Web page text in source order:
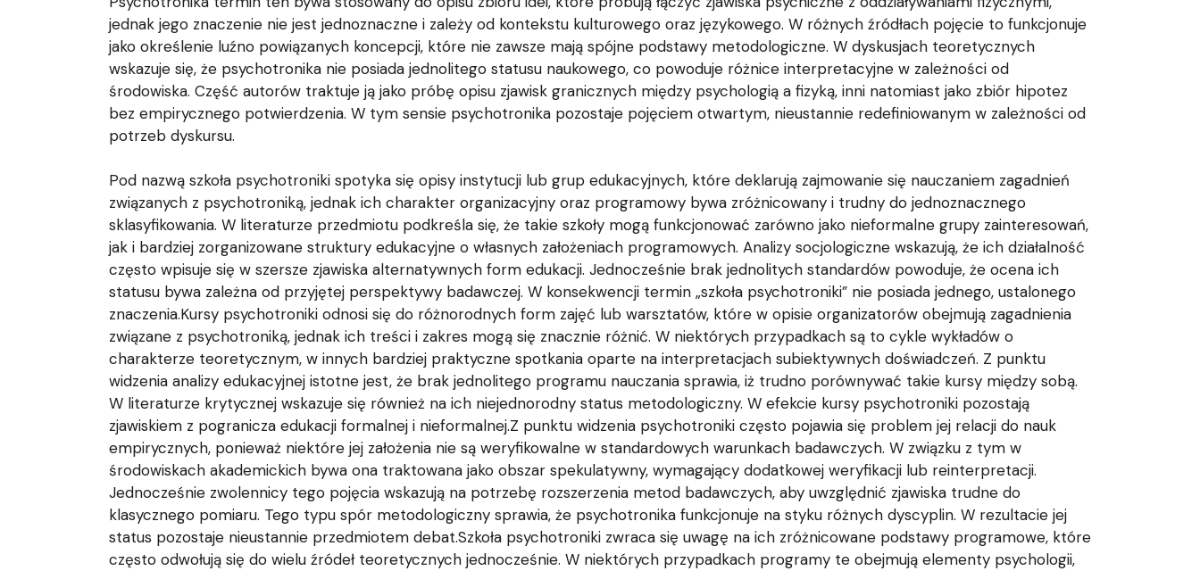
jednak jego znaczenie nie jest jednoznaczne i zależy od kontekstu kulturowego oraz językowego. W różnych źródłach pojęcie to funkcjonuje
jako określenie luźno powiązanych koncepcji, które nie zawsze mają spójne podstawy metodologiczne. W dyskusjach teoretycznych
wskazuje się, że psychotronika nie posiada jednolitego statusu naukowego, co powoduje różnice interpretacyjne w zależności od
środowiska. Część autorów traktuje ją jako próbę opisu zjawisk granicznych między psychologią a fizyką, inni natomiast jako zbiór hipotez
bez empirycznego potwierdzenia. W tym sensie psychotronika pozostaje pojęciem otwartym, nieustannie redefiniowanym w zależności od
potrzeb dyskursu.
Pod nazwą szkoła psychotroniki spotyka się opisy instytucji lub grup edukacyjnych, które deklarują zajmowanie się nauczaniem zagadnień
związanych z psychotroniką, jednak ich charakter organizacyjny oraz programowy bywa zróżnicowany i trudny do jednoznacznego
sklasyfikowania. W literaturze przedmiotu podkreśla się, że takie szkoły mogą funkcjonować zarówno jako nieformalne grupy zainteresowań,
jak i bardziej zorganizowane struktury edukacyjne o własnych założeniach programowych. Analizy socjologiczne wskazują, że ich działalność
często wpisuje się w szersze zjawiska alternatywnych form edukacji. Jednocześnie brak jednolitych standardów powoduje, że ocena ich
statusu bywa zależna od przyjętej perspektywy badawczej. W konsekwencji termin „szkoła psychotroniki” nie posiada jednego, ustalonego
znaczenia.Kursy psychotroniki odnosi się do różnorodnych form zajęć lub warsztatów, które w opisie organizatorów obejmują zagadnienia
związane z psychotroniką, jednak ich treści i zakres mogą się znacznie różnić. W niektórych przypadkach są to cykle wykładów o
charakterze teoretycznym, w innych bardziej praktyczne spotkania oparte na interpretacjach subiektywnych doświadczeń. Z punktu
widzenia analizy edukacyjnej istotne jest, że brak jednolitego programu nauczania sprawia, iż trudno porównywać takie kursy między sobą.
W literaturze krytycznej wskazuje się również na ich niejednorodny status metodologiczny. W efekcie kursy psychotroniki pozostają
zjawiskiem z pogranicza edukacji formalnej i nieformalnej.Z punktu widzenia psychotroniki często pojawia się problem jej relacji do nauk
empirycznych, ponieważ niektóre jej założenia nie są weryfikowalne w standardowych warunkach badawczych. W związku z tym w
środowiskach akademickich bywa ona traktowana jako obszar spekulatywny, wymagający dodatkowej weryfikacji lub reinterpretacji.
Jednocześnie zwolennicy tego pojęcia wskazują na potrzebę rozszerzenia metod badawczych, aby uwzględnić zjawiska trudne do
klasycznego pomiaru. Tego typu spór metodologiczny sprawia, że psychotronika funkcjonuje na styku różnych dyscyplin. W rezultacie jej
status pozostaje nieustannie przedmiotem debat.Szkoła psychotroniki zwraca się uwagę na ich zróżnicowane podstawy programowe, które
często odwołują się do wielu źródeł teoretycznych jednocześnie. W niektórych przypadkach programy te obejmują elementy psychologii,